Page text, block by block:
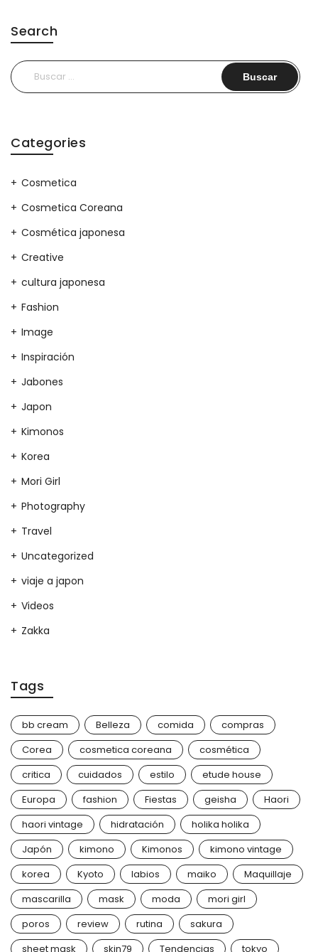
Search
Buscar:
Categories
Cosmetica
Cosmetica Coreana
Cosmética japonesa
Creative
cultura japonesa
Fashion
Image
Inspiración
Jabones
Japon
Kimonos
Korea
Mori Girl
Photography
Travel
Uncategorized
viaje a japon
Videos
Zakka
Tags
bb cream Belleza comida
compras
Corea
cosmetica coreana
cosmética
critica
cuidados estilo
etude house
Europa
fashion Fiestas geisha
Haori
haori vintage
hidratación
holika holika
Japón
kimono Kimonos
kimono vintage
korea
Kyoto labios maiko
Maquillaje
mascarilla
mask moda
mori girl
poros
review rutina
sakura
sheet mask
skin79 Tendencias tokyo